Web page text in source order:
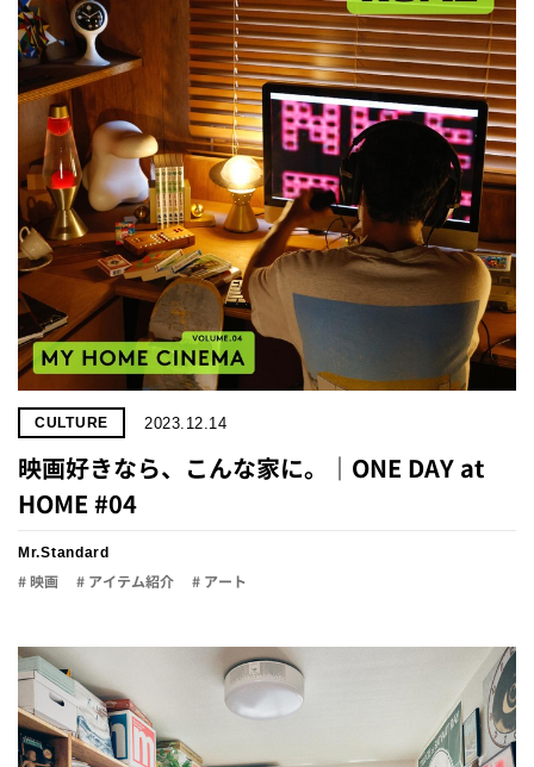
CULTURE 2023.12.14
映画好きなら、こんな家に。｜ONE DAY at
HOME #04
Mr.Standard
# 映画 # アイテム紹介 # アート